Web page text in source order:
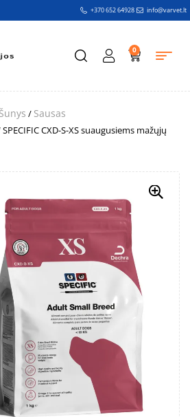
+370 652 64928 info@varvet.lt
0
Šunys / Sausas
SPECIFIC CXD-S-XS suaugusiems mažųjų